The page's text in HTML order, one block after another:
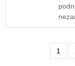
1